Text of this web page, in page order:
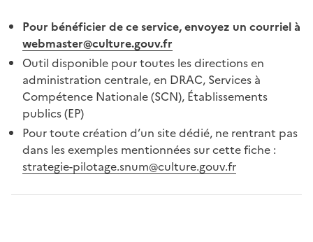
Pour bénéficier de ce service, envoyez un courriel à
webmaster@culture.gouv.fr
Outil disponible pour toutes les directions en
administration centrale, en DRAC, Services à
Compétence Nationale (SCN), Établissements
publics (EP)
Pour toute création d’un site dédié, ne rentrant pas
dans les exemples mentionnées sur cette fiche :
strategie-pilotage.snum@culture.gouv.fr